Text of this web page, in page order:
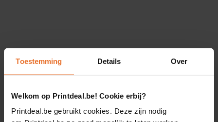
Toestemming Details Over
Welkom op Printdeal.be! Cookie erbij?
Printdeal.be gebruikt cookies. Deze zijn nodig